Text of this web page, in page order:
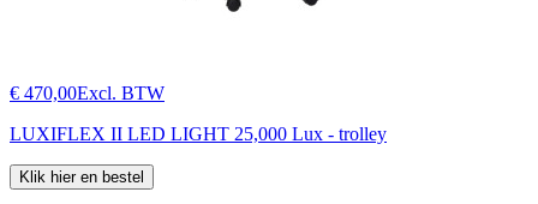
€ 470,00Excl. BTW
LUXIFLEX II LED LIGHT 25,000 Lux - trolley
Klik hier en bestel